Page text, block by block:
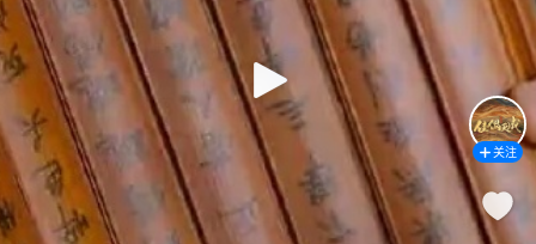
关注